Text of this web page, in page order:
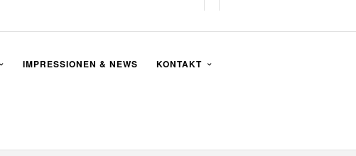
IMPRESSIONEN & NEWS KONTAKT